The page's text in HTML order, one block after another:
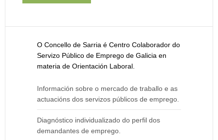
O Concello de Sarria é Centro Colaborador do
Servizo Público de Emprego de Galicia en
materia de Orientación Laboral.
Información sobre o mercado de traballo e as
actuacións dos servizos públicos de emprego.
Diagnóstico individualizado do perfil dos
demandantes de emprego.